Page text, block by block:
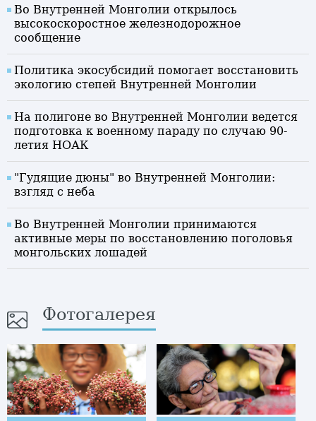
Во Внутренней Монголии открылось
высокоскоростное железнодорожное
сообщение
Политика экосубсидий помогает восстановить
экологию степей Внутренней Монголии
На полигоне во Внутренней Монголии ведется
подготовка к военному параду по случаю 90-
летия НОАК
"Гудящие дюны" во Внутренней Монголии:
взгляд с неба
Во Внутренней Монголии принимаются
активные меры по восстановлению поголовья
монгольских лошадей
Фотогалерея